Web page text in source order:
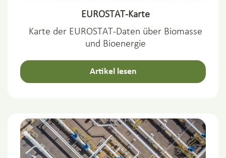
EUROSTAT-Karte
Karte der EUROSTAT-Daten über Biomasse
und Bioenergie
Artikel lesen